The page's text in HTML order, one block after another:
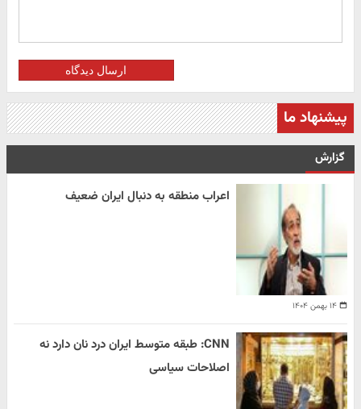
ارسال دیدگاه
پیشنهاد ما
گزارش
۱۴ بهمن ۱۴۰۴
اعراب منطقه به دنبال ایران ضعیف
CNN: طبقه متوسط ایران درد نان دارد نه
اصلاحات سیاسی